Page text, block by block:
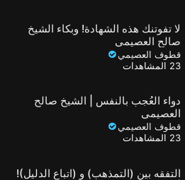
لا تفوتنك هذه الشهادة! وبكاء الشيخ
صالح العصيمي
قطوف العصيمي
23 المشاهدات
دواء العُجب بالنفس | الشيخ صالح
العصيمي
قطوف العصيمي
23 المشاهدات
التفقه بين (التمذهب) و (اتباع الدليل)!